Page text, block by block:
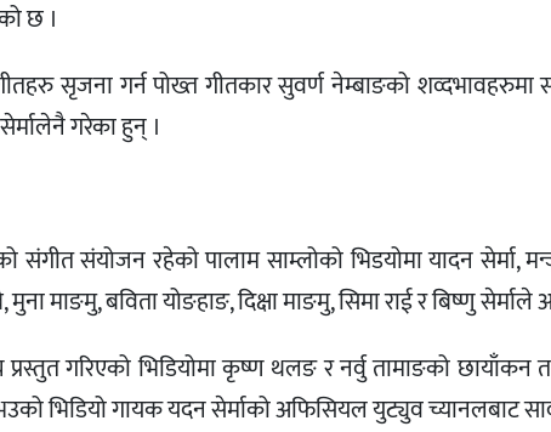
छ ।
सृजना गर्न पोख्त गीतकार सुवर्ण नेम्बाङको
गरेका हुन् ।
संगीत संयोजन रहेको पालाम साम्लोको भिडयोमा यादन सेर्मा,
माङमु, बविता योङहाङ, दिक्षा माङमु, सिमा राई र बिष्णु
गरिएको भिडियोमा कृष्ण थलङ र नर्वु तामाङको छायाँकन
भिडियो गायक यदन सेर्माको अफिसियल युट्युव च्यानलबाट